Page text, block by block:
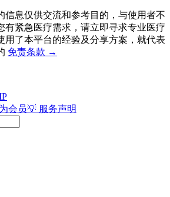
信息仅供交流和参考目的，与使用者不
有紧急医疗需求，请立即寻求专业医疗
用了本平台的经验及分享方案，就代表
免责条款 →
会员💡 服务声明